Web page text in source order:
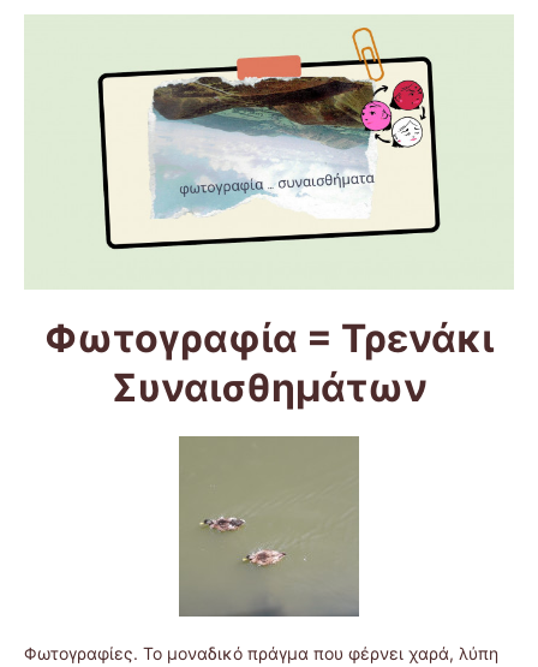
Φωτογραφία = Τρενάκι
Συναισθημάτων
Φωτογραφίες. Το μοναδικό πράγμα που φέρνει χαρά, λύπη